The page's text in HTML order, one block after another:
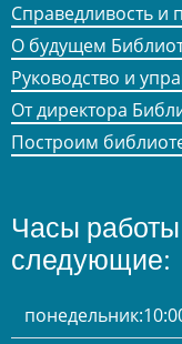
Справедливость и
О будущем
Руководство и
От директора
Построим
Часы
следующие:
понедельник: